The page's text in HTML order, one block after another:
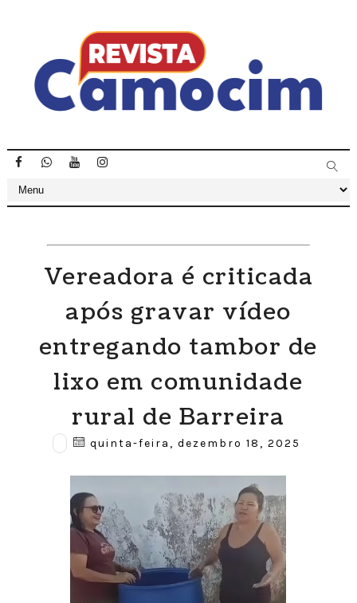
Vereadora é criticada
após gravar vídeo
entregando tambor de
lixo em comunidade
rural de Barreira
quinta-feira, dezembro 18, 2025